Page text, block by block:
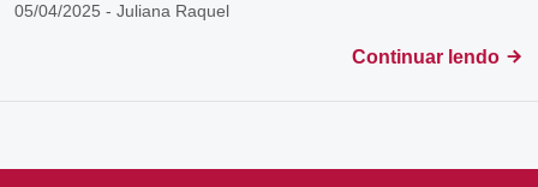
05/04/2025 - Juliana Raquel
Continuar lendo